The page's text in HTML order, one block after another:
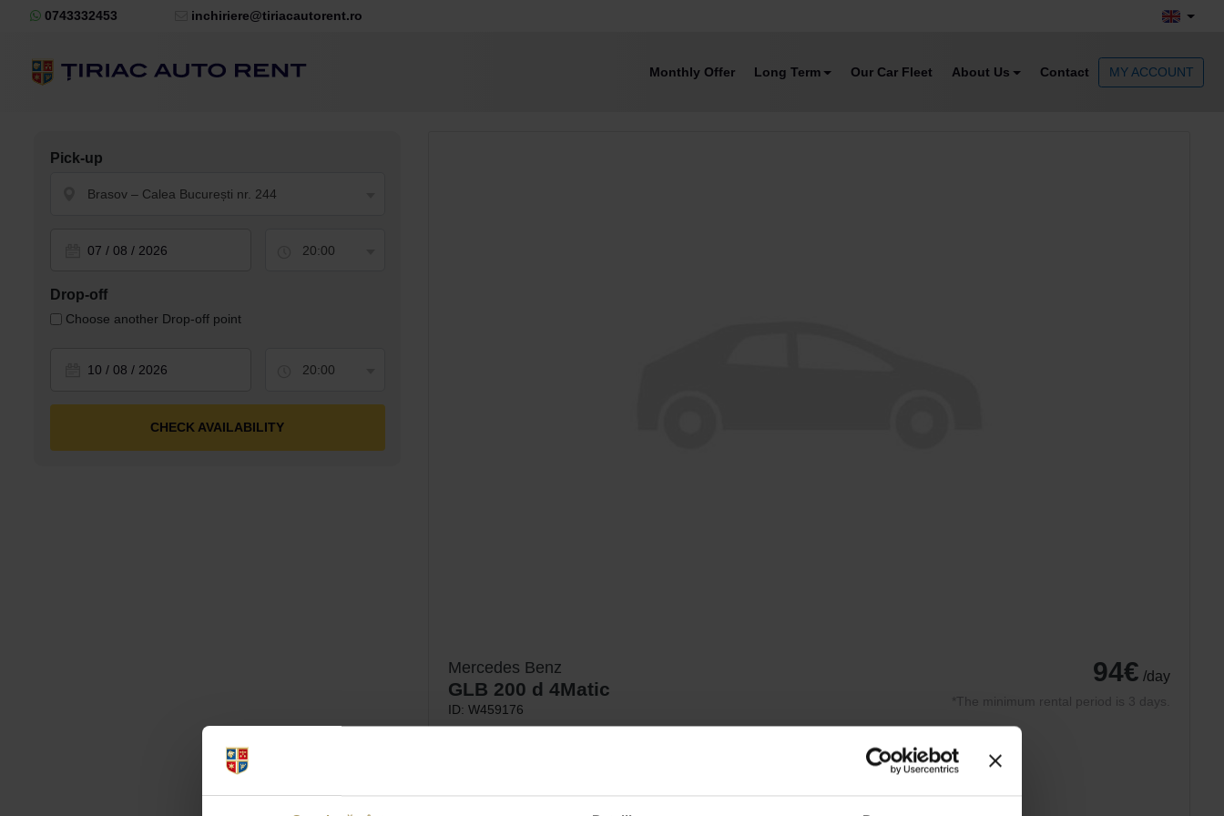
0743332453 inchiriere@tiriacautorent.ro
Monthly Offer Long Term Our Car Fleet About Us Contact MY ACCOUNT
Mercedes Benz
GLB 200 d 4Matic
ID: W459176
94€ /day
*The minimum rental period is 3 days.
Car insurance
Roadside assistance
Pick-up
Brasov – Calea București nr. 244
20:00
Drop-off
Choose another Drop-off point
20:00
CHECK AVAILABILITY